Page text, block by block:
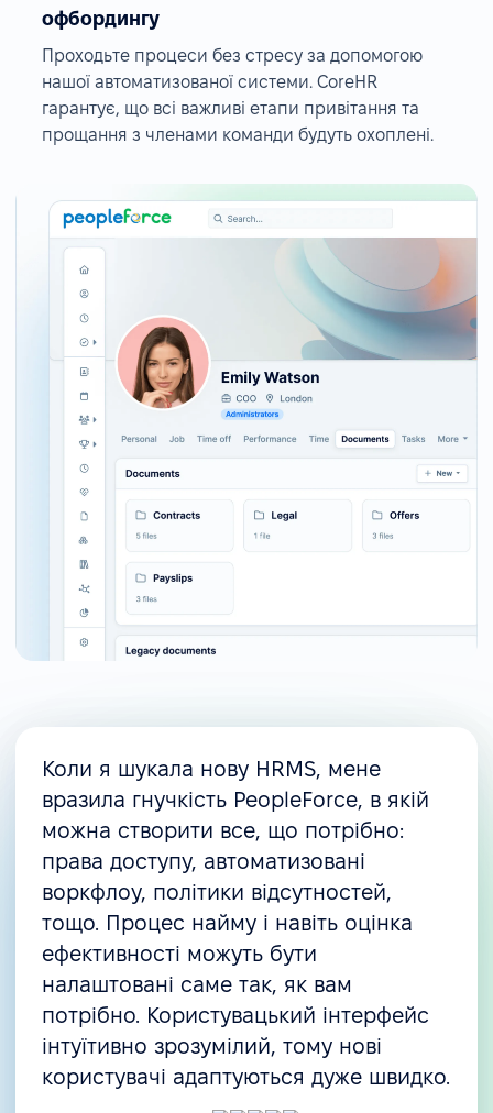
офбордингу
Проходьте процеси без стресу за допомогою
нашої автоматизованої системи. CoreHR
гарантує, що всі важливі етапи привітання та
прощання з членами команди будуть охоплені.
Коли я шукала нову HRMS, мене
вразила гнучкість PeopleForce, в якій
можна створити все, що потрібно:
права доступу, автоматизовані
воркфлоу, політики відсутностей,
тощо. Процес найму і навіть оцінка
ефективності можуть бути
налаштовані саме так, як вам
потрібно. Користувацький інтерфейс
інтуїтивно зрозумілий, тому нові
користувачі адаптуються дуже швидко.